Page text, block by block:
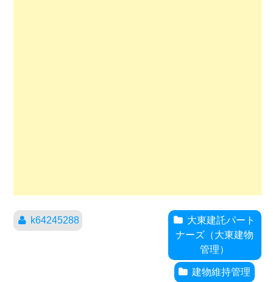
k64245288
大東建託パート
ナーズ（大東建物
管理）
建物維持管理